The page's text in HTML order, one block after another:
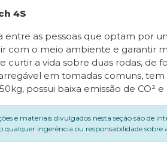
4S
entre as pessoas que optam por
com o meio ambiente e garantir
curtir a vida sobre duas rodas,
em tomadas comuns,
possui baixa emissão de CO² e
e materiais divulgados nesta seção são de
qualquer ingerência ou responsabilidade